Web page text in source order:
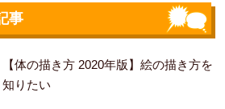
事
【体の描き方 2020年版】絵の描き方を
知りたい